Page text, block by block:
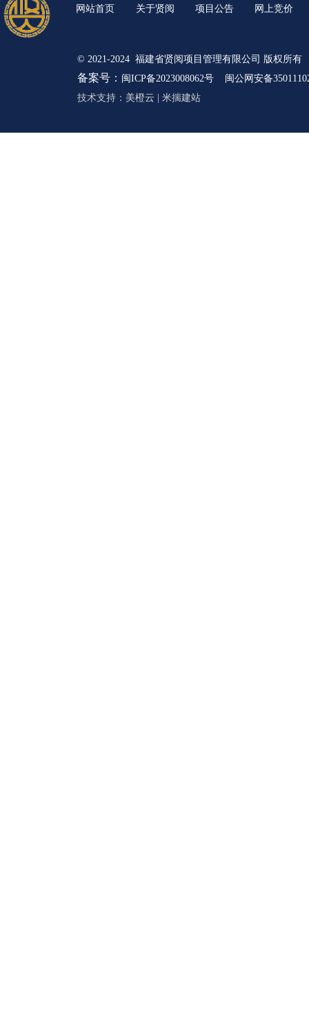
© 2021-2024 福建省贤阅项目管理有限公司 版权所有
备案号： 闽ICP备2023008062号
闽公网安备
技术支持： 美橙云 米揣建站
网站首页 关于贤阅 项目公告 网上竞价